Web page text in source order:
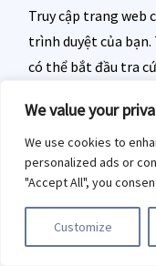
We value your
We use cookies to
personalized ads or
"Accept All", you
Customize
Truy cập trang web
trình duyệt của
có thể bắt đầu tra
Bước 2: Nhấp vào
trang đích.
Khi đã vào trang
thoại ngược” trong
Bước 3: Nhập số